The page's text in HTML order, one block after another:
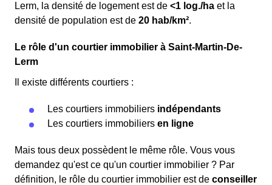
Lerm, la densité de logement est de <1 log./ha et la
densité de population est de 20 hab/km².
Le rôle d'un courtier immobilier à Saint-Martin-De-
Lerm
Il existe différents courtiers :
Les courtiers immobiliers indépendants
Les courtiers immobiliers en ligne
Mais tous deux possèdent le même rôle. Vous vous
demandez qu'est ce qu'un courtier immobilier ? Par
définition, le rôle du courtier immobilier est de conseiller